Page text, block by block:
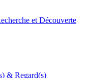
et Découverte
& Regard(s)